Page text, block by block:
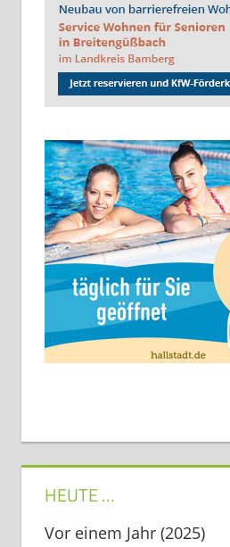
HEUTE …
Vor einem Jahr (2025)